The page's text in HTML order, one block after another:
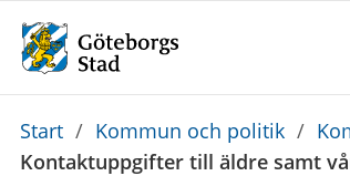
Du
är
Start / Kommun och politik /
Kontaktuppgifter till äldre samt